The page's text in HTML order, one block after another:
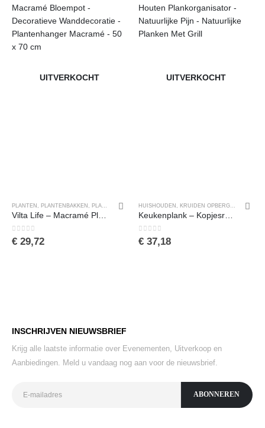
UITVERKOCHT
PLANTEN , PLANTENBAKKEN , PLANTENZAKKEN , POTTERIE,TUIN
Vilta Life – Macramé Plank – Macramé Wanddecoratie – Macramé Wandplank – Macramé Bloempot – Decoratieve Wanddecoratie – Plantenhanger Macramé – 50 x 70 cm
0van de 5
€ 29,72
UITVERKOCHT
HUISHOUDEN , KRUIDEN OPBERGEN
Keukenplank – Kopjesrek – Koffiekopje Mokhanger – Keukenorganizer – 6 Haken – Houten Plankorganisator – Natuurlijke Pijn – Natuurlijke Planken Met Grill
0van de 5
€ 37,18
INSCHRIJVEN NIEUWSBRIEF
Krijg alle laatste informatie over Evenementen, Uitverkoop en
Aanbiedingen. Meld u vandaag nog aan voor de nieuwsbrief.